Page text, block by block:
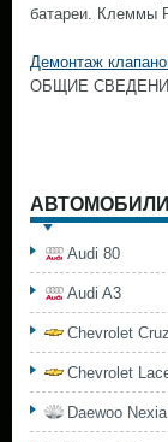
батареи. Клеммы
Демонтаж
ОБЩИЕ
АВТОМОБИЛИ
Audi 80
Audi A3
Chevrolet
Chevrolet
Daewoo Nexia